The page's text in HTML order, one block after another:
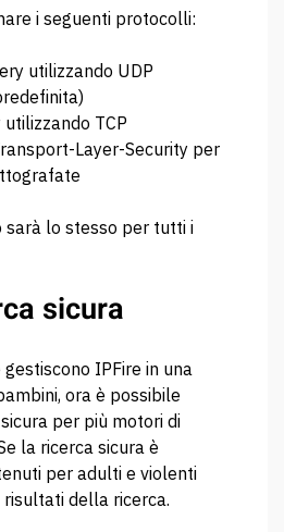
i seguenti protocolli:
utilizzando UDP
utilizzando TCP
Layer-Security per
lo stesso per tutti i
sicura
IPFire in una
ora è possibile
per più motori di
la ricerca sicura è
per adulti e violenti
della ricerca.